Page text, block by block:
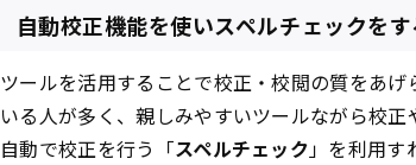
自動校正機能を使いスペルチェックをす
ツールを活用することで校正・校閲の質をあ
いる人が多く、親しみやすいツールながら校正
自動で校正を行う「スペルチェック 」を利用